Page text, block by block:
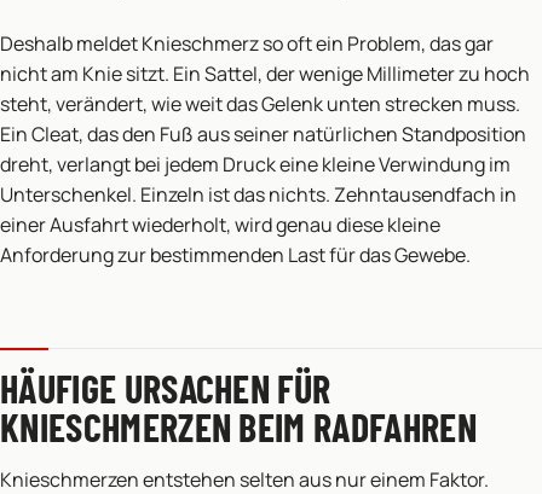
Deshalb meldet Knieschmerz so oft ein Problem, das gar
nicht am Knie sitzt. Ein Sattel, der wenige Millimeter zu hoch
steht, verändert, wie weit das Gelenk unten strecken muss.
Ein Cleat, das den Fuß aus seiner natürlichen Standposition
dreht, verlangt bei jedem Druck eine kleine Verwindung im
Unterschenkel. Einzeln ist das nichts. Zehntausendfach in
einer Ausfahrt wiederholt, wird genau diese kleine
Anforderung zur bestimmenden Last für das Gewebe.
HÄUFIGE URSACHEN FÜR
KNIESCHMERZEN BEIM RADFAHREN
Knieschmerzen entstehen selten aus nur einem Faktor.